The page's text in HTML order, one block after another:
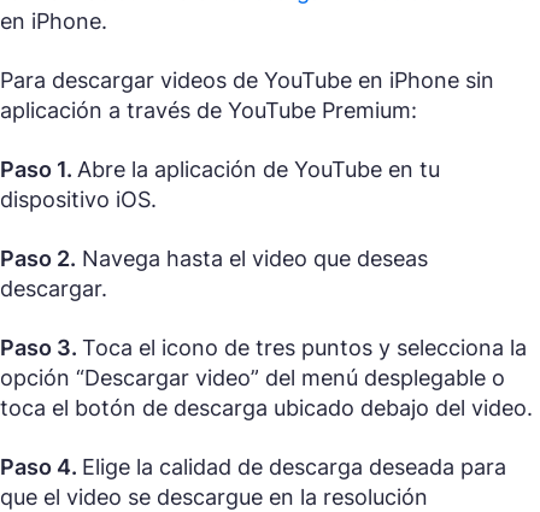
en iPhone.
Para descargar videos de YouTube en iPhone sin
aplicación a través de YouTube Premium:
Paso 1. Abre la aplicación de YouTube en tu
dispositivo iOS.
Paso 2. Navega hasta el video que deseas
descargar.
Paso 3. Toca el icono de tres puntos y selecciona la
opción “Descargar video” del menú desplegable o
toca el botón de descarga ubicado debajo del video.
Paso 4. Elige la calidad de descarga deseada para
que el video se descargue en la resolución